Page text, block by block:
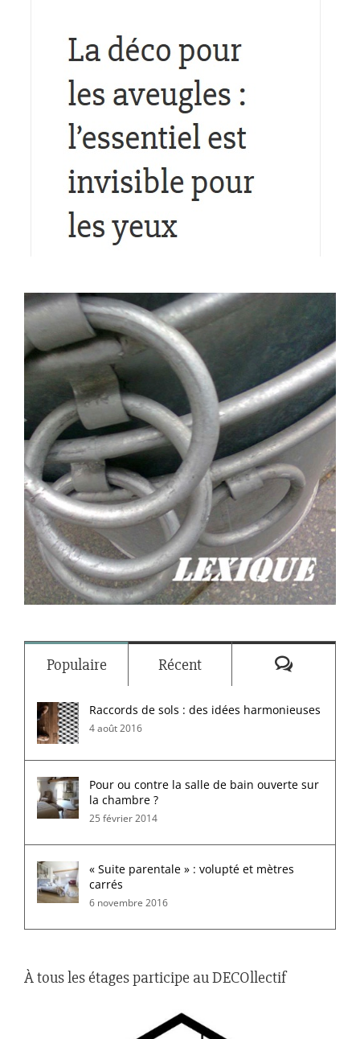
Populaire Récent
Raccords de sols : des idées harmonieuses
4 août 2016
Pour ou contre la salle de bain ouverte sur
la chambre ?
25 février 2014
« Suite parentale » : volupté et mètres
carrés
6 novembre 2016
À tous les étages participe au DECOllectif